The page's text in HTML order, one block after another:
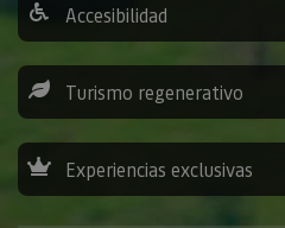
Accesibilidad
Turismo regenerativo
Experiencias exclusivas